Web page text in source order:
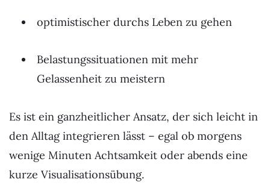
optimistischer durchs Leben zu gehen
Belastungssituationen mit mehr
Gelassenheit zu meistern
Es ist ein ganzheitlicher Ansatz, der sich leicht in
den Alltag integrieren lässt – egal ob morgens
wenige Minuten Achtsamkeit oder abends eine
kurze Visualisationsübung.